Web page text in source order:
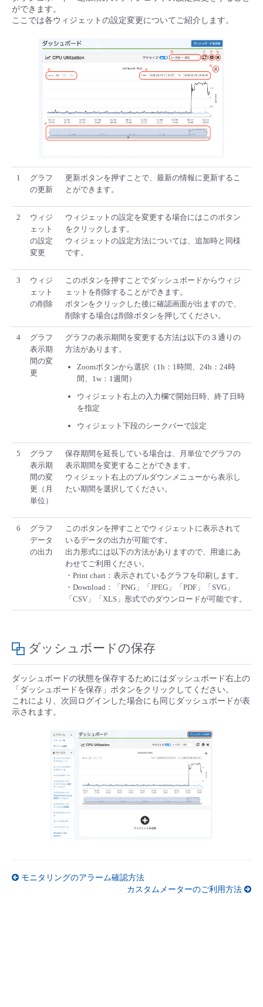
ができます。
ここでは各ウィジェットの設定変更についてご紹介します。
1
グラフ
の更新
更新ボタンを押すことで、最新の情報に更新するこ
とができます。
2
ウィジ
ェット
の設定
変更
ウィジェットの設定を変更する場合にはこのボタン
をクリックします。
ウィジェットの設定方法については、追加時と同様
です。
3
ウィジ
ェット
の削除
このボタンを押すことでダッシュボードからウィジ
ェットを削除することができます。
ボタンをクリックした後に確認画面が出ますので、
削除する場合は削除ボタンを押してください。
4
グラフ
表示期
間の変
更
グラフの表示期間を変更する方法は以下の３通りの
方法があります。
Zoomボタンから選択（1h：1時間、24h：24時
間、1w：1週間）
ウィジェット右上の入力欄で開始日時、終了日時
を指定
ウィジェット下段のシークバーで設定
5
グラフ
表示期
間の変
更（月
単位）
保存期間を延長している場合は、月単位でグラフの
表示期間を変更することができます。
ウィジェット右上のプルダウンメニューから表示し
たい期間を選択してください。
6
グラフ
データ
の出力
このボタンを押すことでウィジェットに表示されて
いるデータの出力が可能です。
出力形式には以下の方法がありますので、用途にあ
わせてご利用ください。
・Print chart：表示されているグラフを印刷します。
・Download：「PNG」「JPEG」「PDF」「SVG」
「CSV」「XLS」形式でのダウンロードが可能です。
ダッシュボードの保存
ダッシュボードの状態を保存するためにはダッシュボード右上の
「ダッシュボードを保存」ボタンをクリックしてください。
これにより、次回ログインした場合にも同じダッシュボードが表
示されます。
モニタリングのアラーム確認方法
カスタムメーターのご利用方法